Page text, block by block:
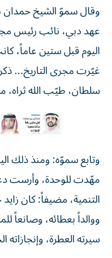
وقال سموّ الشيخ
عهد دبي، نائب رئيس
اليوم قبل ستين عاماً،
غيّرت مجرى التاريخ...
سلطان، طيّب الله ثراه،
وتابع سموّه: ومنذ ذلك
مهّدت للوحدة، وأرست
التنمية، مضيفاً: كان
ووالداً بعطائه،
سيرته العطرة، وإنجازاته